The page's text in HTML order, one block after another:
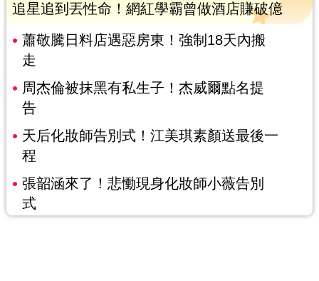
追星追到丟性命！網紅學霸曾做酒店賺破億
蕭敬騰日料店遇惡房東！強制18天內搬
走
周杰倫被抹黑有私生子！杰威爾點名提
告
天后化妝師告別式！江美琪素顏送最後一
程
張韶涵來了！悲慟現身化妝師小薇告別
式